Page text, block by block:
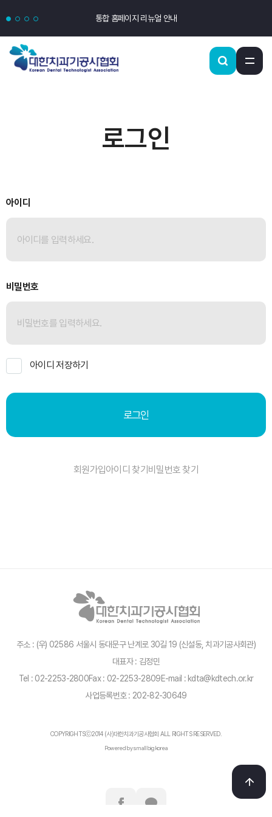
통합 홈페이지 리뉴얼 안내
로그인
아이디
비밀번호
아이디 저장하기
로그인
회원가입아이디 찾기비밀번호 찾기
주소 : (우) 02586 서울시 동대문구 난계로 30길 19 (신설동, 치과기공사회관)
대표자 : 김정민
Tel : 02-2253-2800Fax : 02-2253-2809E-mail : kdta@kdtech.or.kr
사업등록번호 : 202-82-30649
COPYRIGHTSⓒ2014 (사)대한치과기공사협회 ALL RIGHTS RESERVED.
Powered by smallbigkorea